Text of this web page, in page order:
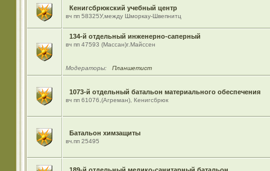
Кенигсбрюкский учебный центр
вч пп 58325У,между Шморкау-Швепнитц
134-й отдельный инженерно-саперный
вч пп 47593 (Массан)г.Майссен
Модераторы: Планшетист
1073-й отдельный батальон материального обеспечения
вч пп 61076,(Агреман), Кенигсбрюк
Батальон химзащиты
вч.пп 25495